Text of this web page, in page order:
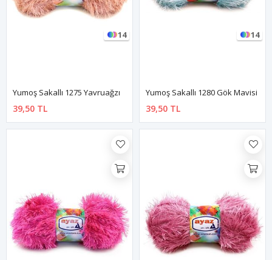
14
Yumoş Sakallı 1275 Yavruağzı
39,50 TL
14
Yumoş Sakallı 1280 Gök Mavisi
39,50 TL